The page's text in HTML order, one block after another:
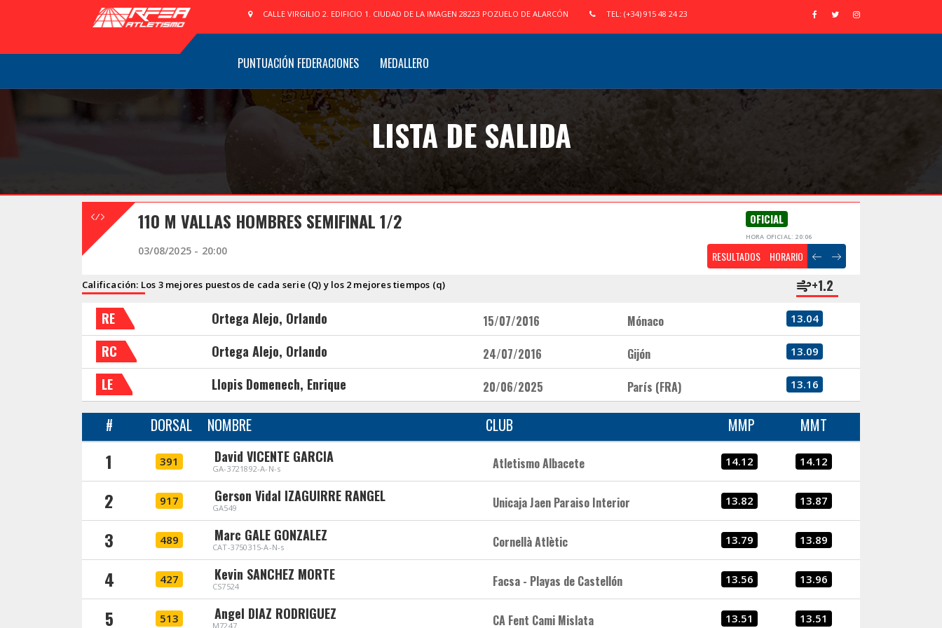
CALLE VIRGILIO 2. EDIFICIO 1. CIUDAD DE LA IMAGEN 28223 POZUELO DE ALARCÓN TEL: (+34) 915 48 24 23
PUNTUACIÓN FEDERACIONES MEDALLERO
LISTA DE SALIDA
110 M VALLAS HOMBRES SEMIFINAL 1/2 OFICIAL
HORA OFICIAL: 20:06
03/08/2025 - 20:00 RESULTADOS HORARIO
Calificación: Los 3 mejores puestos de cada serie (Q) y los 2 mejores tiempos (q)
+1.2
RE
Ortega Alejo, Orlando 15/07/2016 Mónaco 13.04
RC Ortega Alejo, Orlando 24/07/2016 Gijón 13.09
LE Llopis Domenech, Enrique 20/06/2025 París (FRA) 13.16
# DORSAL NOMBRE CLUB MMP MMT
1 391 David VICENTE GARCIA
GA-3721892-A-N-s Atletismo Albacete 14.12 14.12
2 917 Gerson Vidal IZAGUIRRE RANGEL
GA549 Unicaja Jaen Paraiso Interior 13.82 13.87
3 489 Marc GALE GONZALEZ
CAT-3750315-A-N-s Cornellà Atlètic 13.79 13.89
4 427 Kevin SANCHEZ MORTE
CS7524 Facsa - Playas de Castellón 13.56 13.96
5 513 Angel DIAZ RODRIGUEZ
M7247 CA Fent Cami Mislata 13.51 13.51